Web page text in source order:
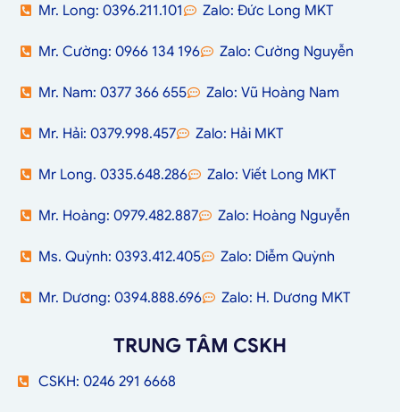
Mr. Long: 0396.211.101 Zalo: Đức Long MKT
Mr. Cường: 0966 134 196 Zalo: Cường Nguyễn
Mr. Nam: 0377 366 655 Zalo: Vũ Hoàng Nam
Mr. Hải: 0379.998.457 Zalo: Hải MKT
Mr Long. 0335.648.286 Zalo: Viết Long MKT
Mr. Hoàng: 0979.482.887 Zalo: Hoàng Nguyễn
Ms. Quỳnh: 0393.412.405 Zalo: Diễm Quỳnh
Mr. Dương: 0394.888.696 Zalo: H. Dương MKT
TRUNG TÂM CSKH
CSKH: 0246 291 6668